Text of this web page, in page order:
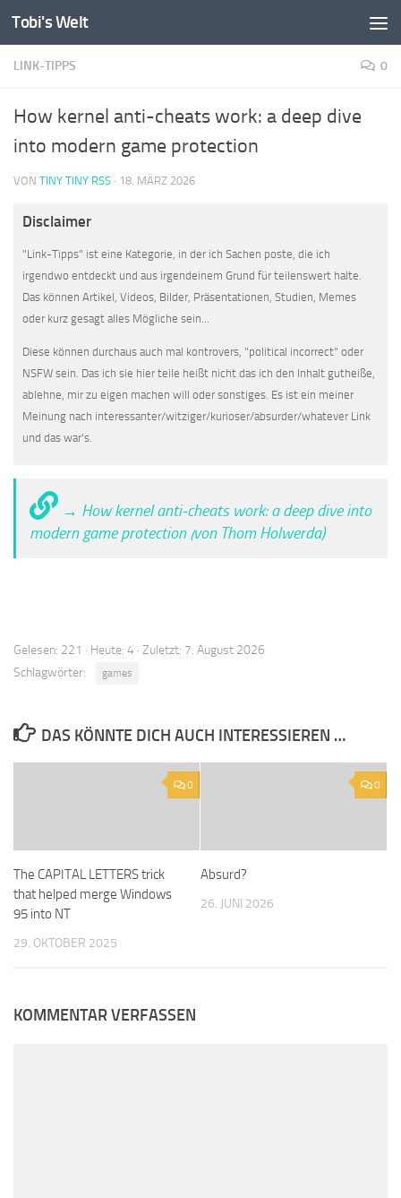
Zum Inhalt springen
Tobi's Welt
LINK-TIPPS 0
How kernel anti-cheats work: a deep dive
into modern game protection
VON TINY TINY RSS · 18. MÄRZ 2026
Disclaimer
"Link-Tipps" ist eine Kategorie, in der ich Sachen poste, die ich
irgendwo entdeckt und aus irgendeinem Grund für teilenswert halte.
Das können Artikel, Videos, Bilder, Präsentationen, Studien, Memes
oder kurz gesagt alles Mögliche sein...
Diese können durchaus auch mal kontrovers, "political incorrect" oder
NSFW sein. Das ich sie hier teile heißt nicht das ich den Inhalt gutheiße,
ablehne, mir zu eigen machen will oder sonstiges. Es ist ein meiner
Meinung nach interessanter/witziger/kurioser/absurder/whatever Link
und das war's.
→ How kernel anti-cheats work: a deep dive into
modern game protection (von Thom Holwerda)
Gelesen: 221 · Heute: 4 · Zuletzt: 7. August 2026
Schlagwörter:
games
DAS KÖNNTE DICH AUCH INTERESSIEREN …
0
The CAPITAL LETTERS trick
that helped merge Windows
95 into NT
29. OKTOBER 2025
0
Absurd?
26. JUNI 2026
KOMMENTAR VERFASSEN